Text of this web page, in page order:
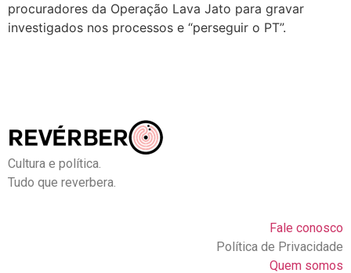
procuradores da Operação Lava Jato para gravar
investigados nos processos e “perseguir o PT”.
Cultura e política.
Tudo que reverbera.
Fale conosco
Política de Privacidade
Quem somos